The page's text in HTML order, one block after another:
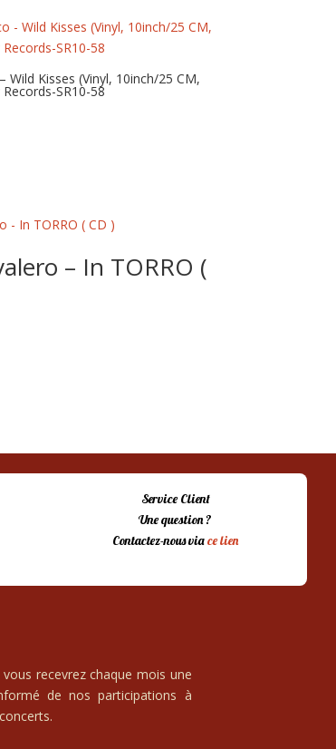
Wild Kisses (Vinyl, 10inch/25 CM,
SR10-58
– In TORRO (
Service Client
Une question ?
Contactez-nous viace lien
recevrez chaque mois une
de nos participations à